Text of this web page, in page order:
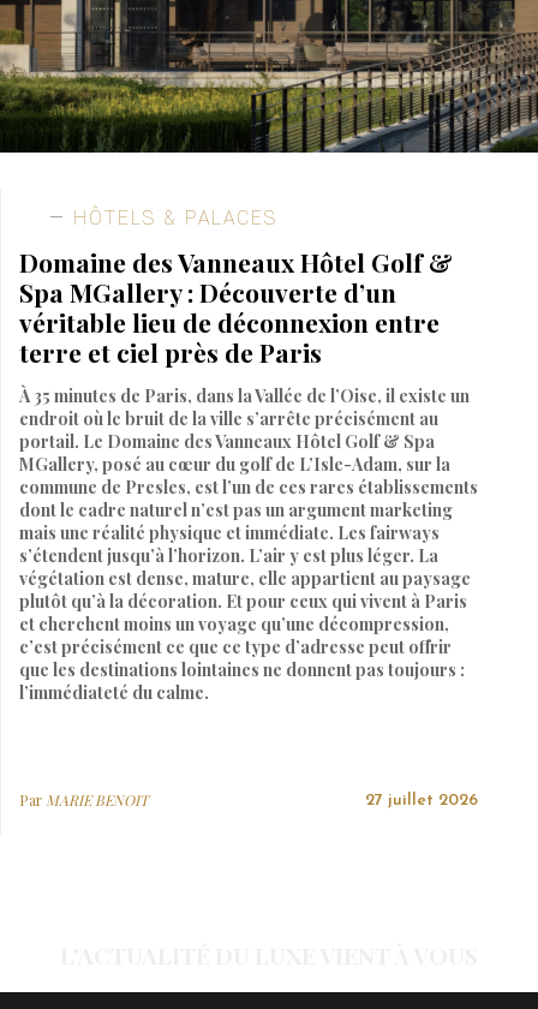
HÔTELS & PALACES
Domaine des Vanneaux Hôtel Golf &
Spa MGallery : Découverte d’un
véritable lieu de déconnexion entre
terre et ciel près de Paris
À 35 minutes de Paris, dans la Vallée de l’Oise, il existe un
endroit où le bruit de la ville s’arrête précisément au
portail. Le Domaine des Vanneaux Hôtel Golf & Spa
MGallery, posé au cœur du golf de L’Isle-Adam, sur la
commune de Presles, est l’un de ces rares établissements
dont le cadre naturel n’est pas un argument marketing
mais une réalité physique et immédiate. Les fairways
s’étendent jusqu’à l’horizon. L’air y est plus léger. La
végétation est dense, mature, elle appartient au paysage
plutôt qu’à la décoration. Et pour ceux qui vivent à Paris
et cherchent moins un voyage qu’une décompression,
c’est précisément ce que ce type d’adresse peut offrir
que les destinations lointaines ne donnent pas toujours :
l’immédiateté du calme.
Par MARIE BENOIT 27 juillet 2026